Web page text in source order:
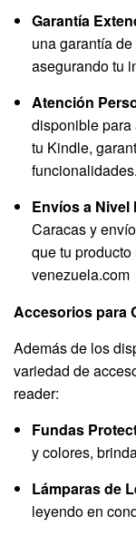
Garantía
una garantía
asegurando tu
Atención
disponible para
tu Kindle,
funcionalidades.
Envíos a Nivel
Caracas y
que tu
venezuela.com
Accesorios para
Además de los
variedad de
reader:
Fundas
y colores,
Lámparas de
leyendo en